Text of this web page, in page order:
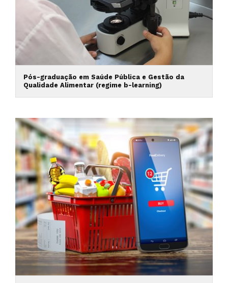
Pós-graduação em Saúde Pública e Gestão da
Qualidade Alimentar (regime b-learning)